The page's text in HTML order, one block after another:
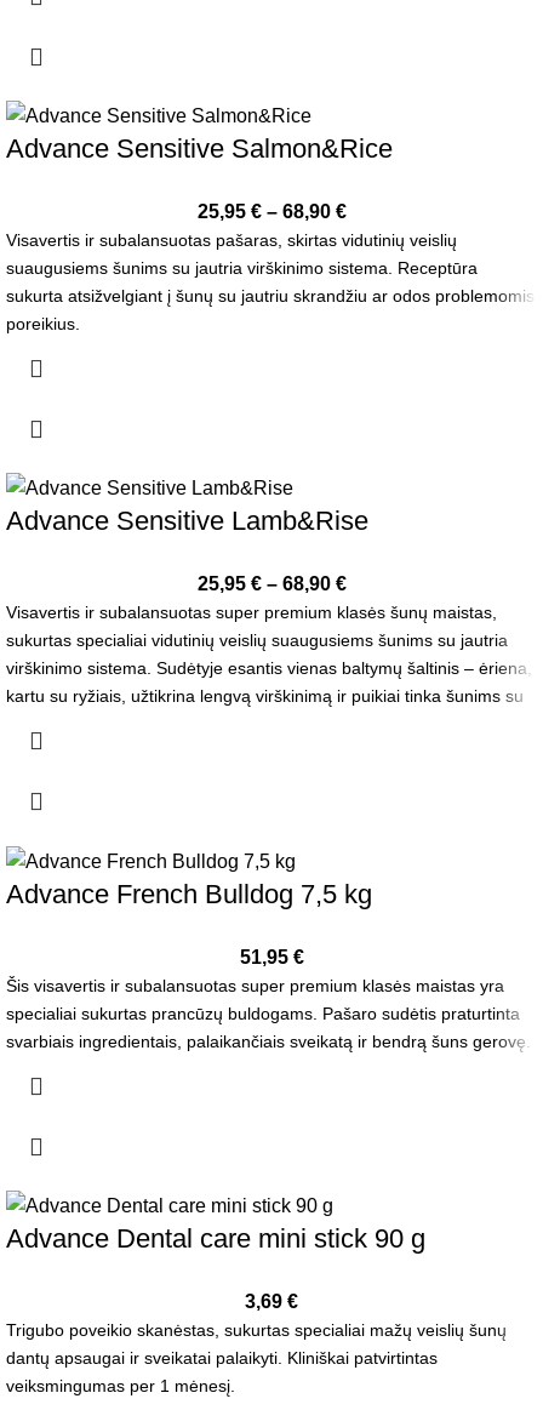
Advance Sensitive Salmon&Rice
25,95 € – 68,90 €
Visavertis ir subalansuotas pašaras, skirtas vidutinių veislių
suaugusiems šunims su jautria virškinimo sistema. Receptūra
sukurta atsižvelgiant į šunų su jautriu skrandžiu ar odos problemomis
poreikius.
Advance Sensitive Lamb&Rise
25,95 € – 68,90 €
Visavertis ir subalansuotas super premium klasės šunų maistas,
sukurtas specialiai vidutinių veislių suaugusiems šunims su jautria
virškinimo sistema. Sudėtyje esantis vienas baltymų šaltinis – ėriena,
kartu su ryžiais, užtikrina lengvą virškinimą ir puikiai tinka šunims su
Advance French Bulldog 7,5 kg
51,95 €
Šis visavertis ir subalansuotas super premium klasės maistas yra
specialiai sukurtas prancūzų buldogams. Pašaro sudėtis praturtinta
svarbiais ingredientais, palaikančiais sveikatą ir bendrą šuns gerovę.
Advance Dental care mini stick 90 g
3,69 €
Trigubo poveikio skanėstas, sukurtas specialiai mažų veislių šunų
dantų apsaugai ir sveikatai palaikyti. Kliniškai patvirtintas
veiksmingumas per 1 mėnesį.